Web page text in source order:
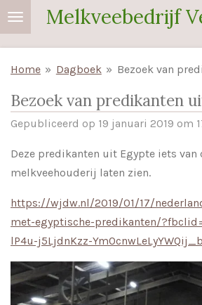
Ga
direct
de
hoofdinhoud
Melkveebedrijf
Home » Dagboek » Bezoek van
Bezoek van predikanten
Gepubliceerd op 19 januari 2019 om
Deze predikanten uit Egypte iets van
melkveehouderij laten zien.
https://wjdw.nl/2019/01/17/
met-egyptische-predikanten/
lP4u-j5LjdnKzz-